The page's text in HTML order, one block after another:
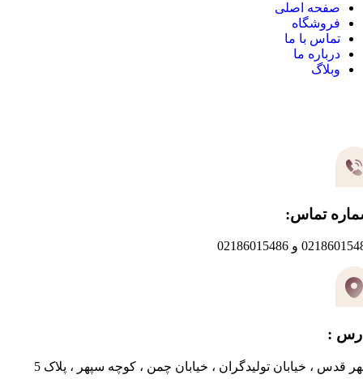
صفحه اصلی
فروشگاه
تماس با ما
درباره ما
وبلاگ
تماس:
و 02186015486
:
قدس ، خیابان تولیدگران ، خیابان چمن ، کوچه سپهر ، پلاک 5